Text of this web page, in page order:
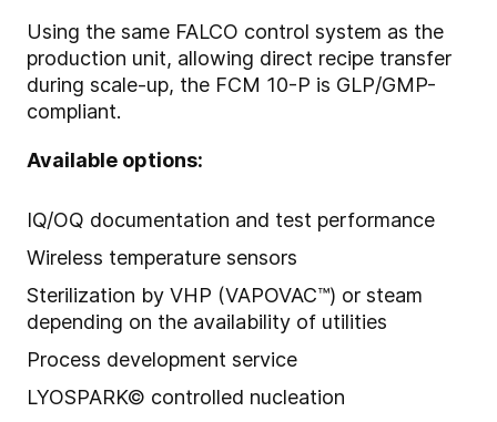
Using the same FALCO control system as the
production unit, allowing direct recipe transfer
during scale-up, the FCM 10-P is GLP/GMP-
compliant.
Available options:
IQ/OQ documentation and test performance
Wireless temperature sensors
Sterilization by VHP (VAPOVAC™) or steam
depending on the availability of utilities
Process development service
LYOSPARK© controlled nucleation